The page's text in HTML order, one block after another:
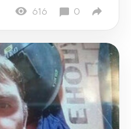
616 0